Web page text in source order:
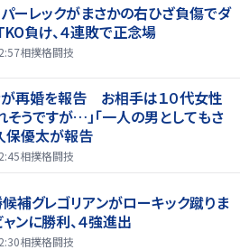
パーレックがまさかの右ひざ負傷でダ
負け、４連敗で正念場
相撲格闘技
再婚を報告 お相手は１０代女性
そうですが…」「一人の男としてもさ
保優太が報告
相撲格闘技
候補グレゴリアンがローキック蹴りま
ャンに勝利、４強進出
相撲格闘技